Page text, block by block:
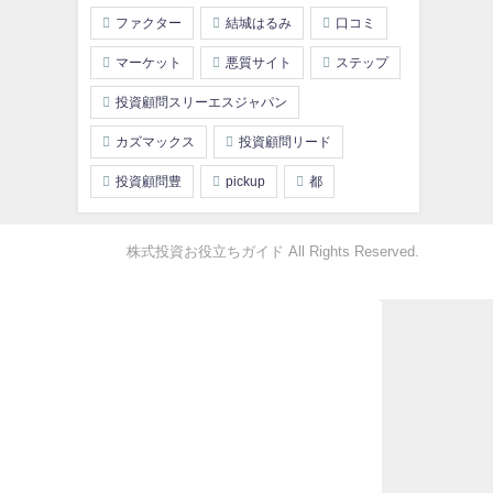
ファクター 結城はるみ 口コミ
マーケット 悪質サイト ステップ
投資顧問スリーエスジャパン
カズマックス 投資顧問リード
投資顧問豊 pickup 都
株式投資お役立ちガイド All Rights Reserved.